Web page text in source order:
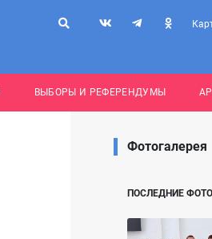
ВЫБОРЫ И РЕФЕРЕНДУМЫ
Фотогалерея
ПОСЛЕДНИЕ